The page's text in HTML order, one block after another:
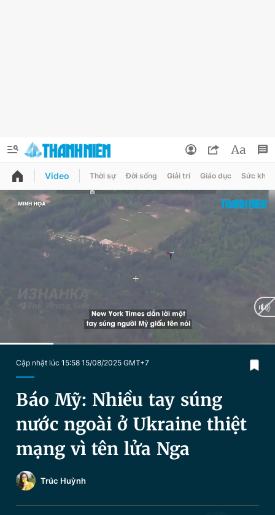
QUẢNG CÁO
Chuyên mục
Chuyên mục khác
Chào ngày mới Tin 24h
Video Magazine
Tiện ích Bạn cần biết
Thông tin tài khoản
Đổi mật khẩu
Video Thời sự Đời sống Giải trí Giáo dục Sức khỏe
Cập nhật lúc 15:58 15/08/2025 GMT+7
Báo Mỹ: Nhiều tay súng
nước ngoài ở Ukraine thiệt
mạng vì tên lửa Nga
Trúc Huỳnh